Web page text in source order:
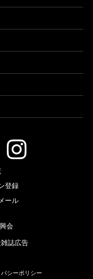
登録
ール
会
誌広告
シーポリシー